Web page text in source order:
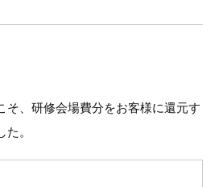
そ、研修会場費分をお客様に還元す
。